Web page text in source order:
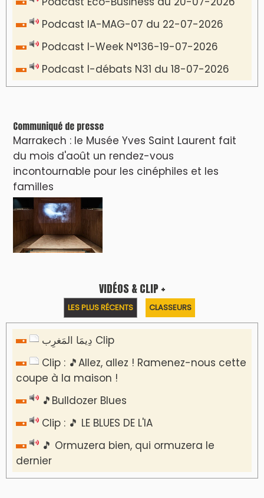
Podcast IA-MAG-07 du 22-07-2026
Podcast I-Week N°136-19-07-2026
Podcast I-débats N31 du 18-07-2026
Communiqué de presse
Marrakech : le Musée Yves Saint Laurent fait
du mois d'août un rendez-vous
incontournable pour les cinéphiles et les
familles
VIDÉOS & CLIP +
LES PLUS RÉCENTS CLASSEURS
دِيمَا المَغرِب Clip
Clip : 🎵Allez, allez ! Ramenez-nous cette
coupe à la maison !
🎵Bulldozer Blues
Clip : 🎵 LE BLUES DE L'IA
🎵 Ormuzera bien, qui ormuzera le
dernier